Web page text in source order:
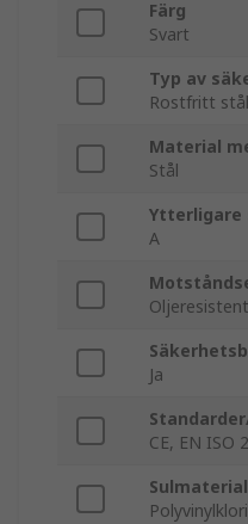
Färg
Svart
Typ av
Rostfritt stål
Material
Stål
A
Oljeresistent
Ja
CE, EN ISO
Sulmaterial